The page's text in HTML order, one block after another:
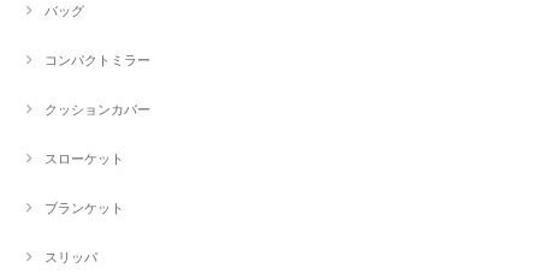
バッグ
コンパクトミラー
クッションカバー
スローケット
ブランケット
スリッパ